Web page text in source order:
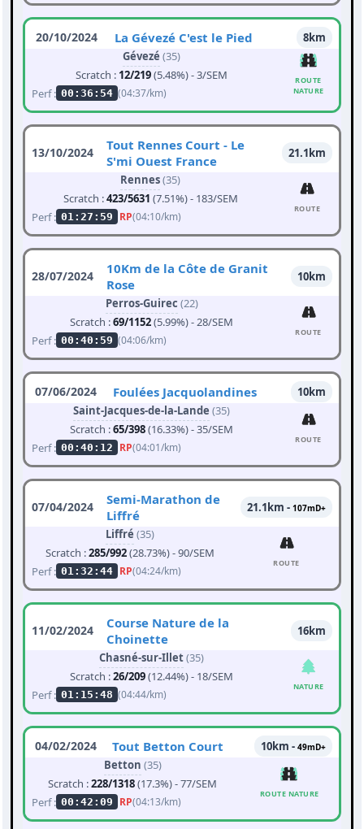
20/10/2024 La Gévezé C'est le Pied
8km
Gévezé (35)
Scratch : 12/219(5.48%) - 3/SEM
Perf : 00:36:54 (04:37/km)
ROUTE
NATURE
13/10/2024
Tout Rennes Court - Le
S'mi Ouest France
21.1km
Rennes(35)
Scratch :423/5631 (7.51%) - 183/SEM
Perf : 01:27:59 RP(04:10/km)
ROUTE
28/07/2024
10Km de la Côte de Granit
Rose
10km
Perros-Guirec (22)
Scratch :69/1152(5.99%) - 28/SEM
Perf : 00:40:59 (04:06/km)
ROUTE
07/06/2024 Foulées Jacquolandines
10km
Saint-Jacques-de-la-Lande (35)
Scratch :65/398(16.33%) - 35/SEM
Perf : 00:40:12 RP(04:01/km)
ROUTE
07/04/2024
Semi-Marathon de
Liffré
21.1km - 107mD+
Liffré (35)
Scratch :285/992(28.73%) - 90/SEM
Perf : 01:32:44 RP(04:24/km)
ROUTE
11/02/2024
Course Nature de la
Choinette
16km
Chasné-sur-Illet(35)
Scratch :26/209(12.44%) - 18/SEM
Perf : 01:15:48 (04:44/km)
NATURE
04/02/2024 Tout Betton Court 10km - 49mD+
Betton (35)
Scratch :228/1318(17.3%) - 77/SEM
Perf : 00:42:09 RP(04:13/km)
ROUTE NATURE